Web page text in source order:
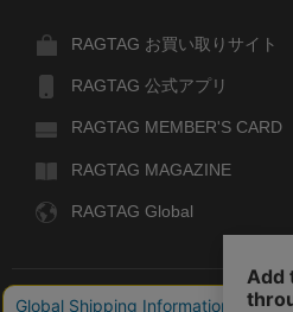
RAGTAG お買い取りサイト
RAGTAG 公式アプリ
RAGTAG MEMBER'S CARD
RAGTAG MAGAZINE
RAGTAG Global